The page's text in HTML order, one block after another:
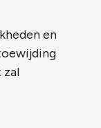
en
zal